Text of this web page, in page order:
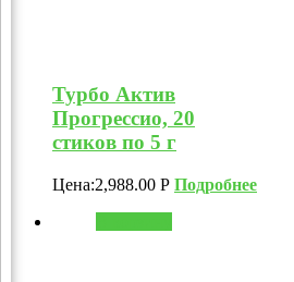
Турбо Актив
Прогрессио, 20
стиков по 5 г
Цена:2,988.00 Р Подробнее